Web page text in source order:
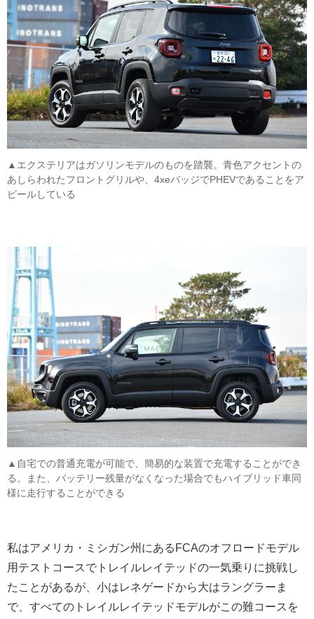
▲エクステリアはガソリンモデルのものを踏襲。青色アクセントの
あしらわれたフロントグリルや、4xeバッジでPHEVであることをア
ピールしている
▲自宅での普通充電が可能で、簡易的な装置で充電することができ
る。また、バッテリー残量がなくなった場合でもハイブリッド車同
様に走行することができる
私はアメリカ・ミシガン州にあるFCAのオフロードモデル
用テストコースでトレイルレイテッドの一気乗りに挑戦し
たことがあるが、小はレネゲードから大はラングラーま
で、すべてのトレイルレイテッドモデルがこの難コースを